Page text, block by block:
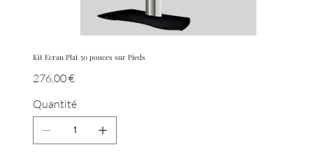
Kit Ecran Plat 50 pouces sur Pieds
Prix
276,00 €
Quantité